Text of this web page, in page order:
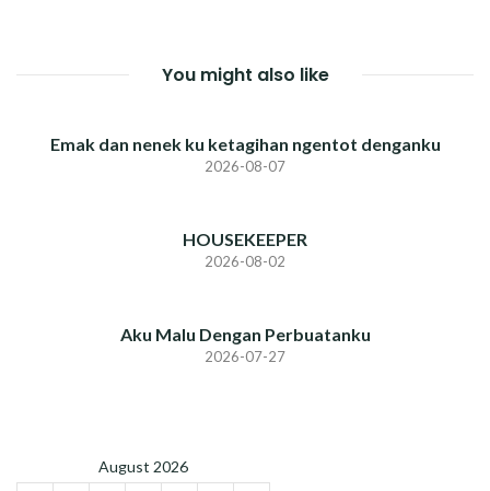
You might also like
Emak dan nenek ku ketagihan ngentot denganku
2026-08-07
HOUSEKEEPER
2026-08-02
Aku Malu Dengan Perbuatanku
2026-07-27
August 2026